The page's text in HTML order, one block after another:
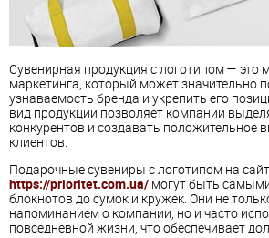
Сувенирная продукция с логотипом —
маркетинга, который может значительно
узнаваемость бренда и укрепить его
вид продукции позволяет компании
конкурентов и создавать положительное
клиентов.
Подарочные сувениры с логотипом на
https://prioritet.com.ua/ могут быть
блокнотов до сумок и кружек. Они не
напоминанием о компании, но и часто
повседневной жизни, что обеспечивает